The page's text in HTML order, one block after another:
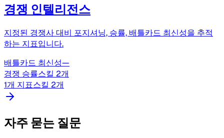
경쟁 인텔리전스
지정된 경쟁사 대비 포지셔닝, 승률, 배틀카드 최신성을 추적
하는 지표입니다.
배틀카드 최신성—
경쟁 승률스킬 2개
1개 지표스킬 2개
자주 묻는 질문